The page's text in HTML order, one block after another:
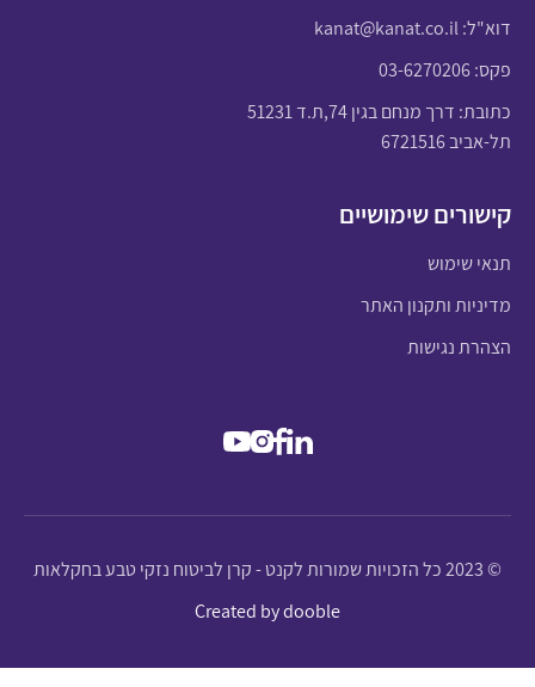
דוא"ל:kanat@kanat.co.il
פקס: 03-6270206
כתובת: דרך מנחם בגין 74,ת.ד 51231
תל-אביב 6721516
קישורים שימושיים
תנאי שימוש
מדיניות ותקנון האתר
הצהרת נגישות
© 2023 כל הזכויות שמורות לקנט - קרן לביטוח נזקי טבע בחקלאות
Created by dooble